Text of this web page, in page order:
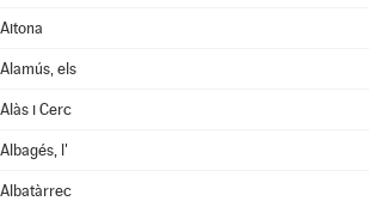
Aitona
Alamús, els
Alàs i Cerc
Albagés, l'
Albatàrrec